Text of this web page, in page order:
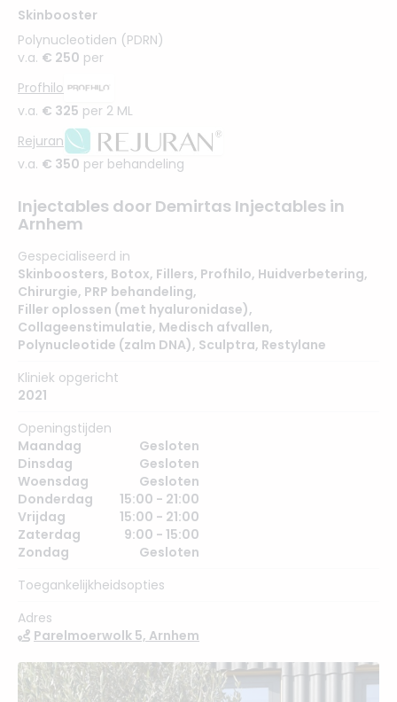
Skinbooster
Polynucleotiden (PDRN)
v.a. € 250 per
Profhilo
v.a. € 325 per 2 ML
Rejuran
v.a. € 350 per behandeling
Injectables door Demirtas Injectables in
Arnhem
Gespecialiseerd in
Skinboosters, Botox, Fillers, Profhilo, Huidverbetering,
Chirurgie, PRP behandeling,
Filler oplossen (met hyaluronidase),
Collageenstimulatie, Medisch afvallen,
Polynucleotide (zalm DNA), Sculptra, Restylane
Kliniek opgericht
2021
Openingstijden
Maandag
Gesloten
Dinsdag
Gesloten
Woensdag
Gesloten
Donderdag
15:00 - 21:00
Vrijdag
15:00 - 21:00
Zaterdag
9:00 - 15:00
Zondag
Gesloten
Toegankelijkheidsopties
Adres
Parelmoerwolk 5, Arnhem